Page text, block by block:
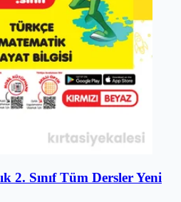
2. Sınıf Tüm Dersler Yeni